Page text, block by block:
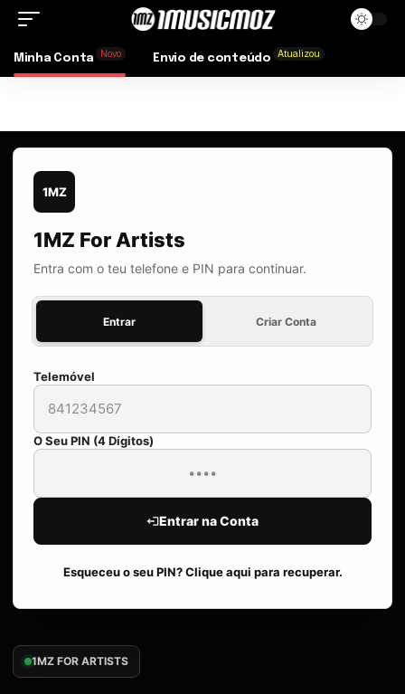
Minha Conta Novo Envio de conteúdo Atualizou
1MZ FOR ARTISTS
1MZ
1MZ For Artists
Entra com o teu telefone e PIN para continuar.
Entrar Criar Conta
Telemóvel
O Seu PIN (4 Dígitos)
Entrar na Conta
Esqueceu o seu PIN? Clique aqui para recuperar.